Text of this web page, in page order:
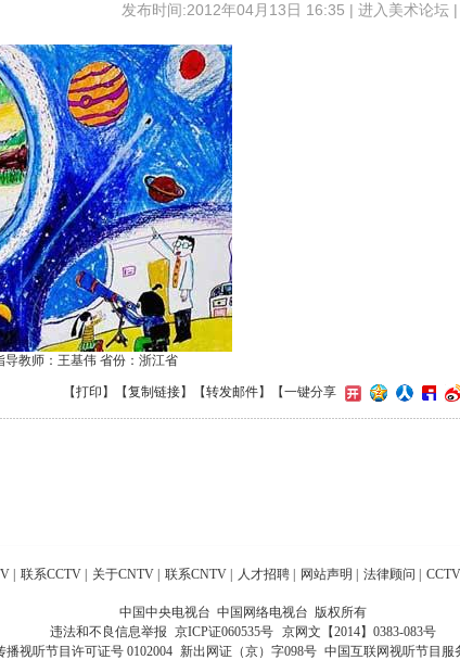
发布时间:2012年04月13日 16:35 | 进入美术论坛
教师：王基伟 省份：浙江省
【打印 】【复制链接】【转发邮件】 【一键分享
联系CCTV 关于CNTV 联系CNTV 人才招聘 网站声明 法律顾问
中国中央电视台 中国网络电视台 版权所有
违法和不良信息举报 京ICP证060535号
京网文【2014】0383-083号
播视听节目许可证号 0102004 新出网证（京）字098号 中国互联网视听节目服